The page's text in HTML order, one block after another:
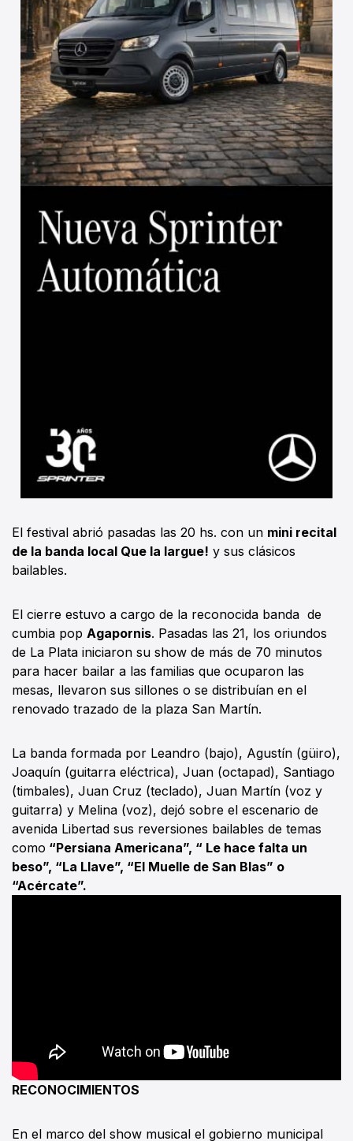
El festival abrió pasadas las 20 hs. con un mini recital
de la banda local Que la largue! y sus clásicos
bailables.
El cierre estuvo a cargo de la reconocida banda de
cumbia pop Agapornis. Pasadas las 21, los oriundos
de La Plata iniciaron su show de más de 70 minutos
para hacer bailar a las familias que ocuparon las
mesas, llevaron sus sillones o se distribuían en el
renovado trazado de la plaza San Martín.
La banda formada por Leandro (bajo), Agustín (güiro),
Joaquín (guitarra eléctrica), Juan (octapad), Santiago
(timbales), Juan Cruz (teclado), Juan Martín (voz y
guitarra) y Melina (voz), dejó sobre el escenario de
avenida Libertad sus reversiones bailables de temas
como “Persiana Americana”, “ Le hace falta un
beso”, “La Llave”, “El Muelle de San Blas” o
“Acércate”.
RECONOCIMIENTOS
En el marco del show musical el gobierno municipal